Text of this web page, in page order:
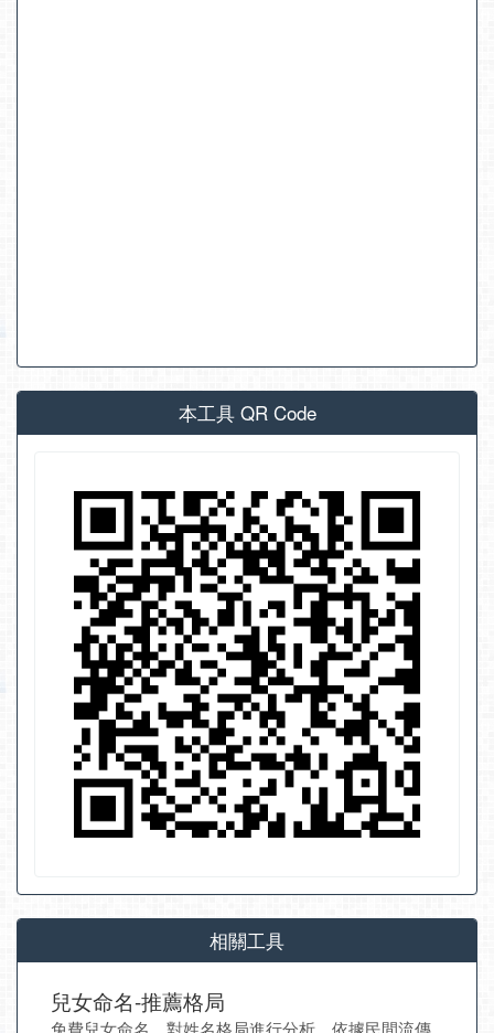
本工具 QR Code
相關工具
兒女命名-推薦格局
免費兒女命名，對姓名格局進行分析，依據民間流傳